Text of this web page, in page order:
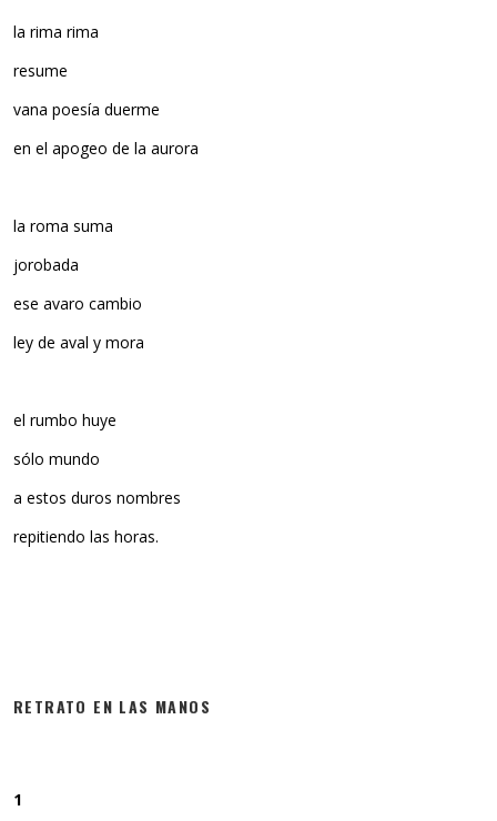
la rima rima
resume
vana poesía duerme
en el apogeo de la aurora
la roma suma
jorobada
ese avaro cambio
ley de aval y mora
el rumbo huye
sólo mundo
a estos duros nombres
repitiendo las horas.
RETRATO EN LAS MANOS
1